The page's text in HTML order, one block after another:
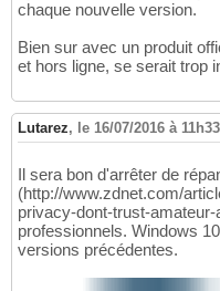
chaque nouvelle version.
Bien sur avec un produit
et hors ligne, se serait trop
Lutarez, le 16/07/2016 à 11h33
Il sera bon d'arrêter de
(http://www.zdnet.com/
privacy-dont-trust-
professionnels. Windows
versions précédentes.